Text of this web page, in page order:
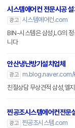
시스템에어컨 전문시공 설
광고 시스템에어컨.com
BIN-시스템은 삼성,LG의 정
니다
안산냉난방기설치업체
광고
친절상담 무상견적 삼성,엘
찐공조시스템에어컨전문
광고 찐공조시스템.com